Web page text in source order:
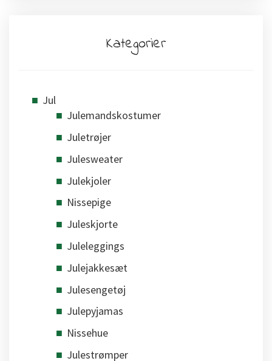
Kategorier
Jul
Julemandskostumer
Juletrøjer
Julesweater
Julekjoler
Nissepige
Juleskjorte
Juleleggings
Julejakkesæt
Julesengetøj
Julepyjamas
Nissehue
Julestrømper